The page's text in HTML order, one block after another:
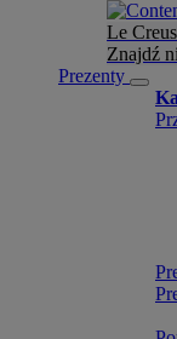
Le
Znajdź
Prezenty